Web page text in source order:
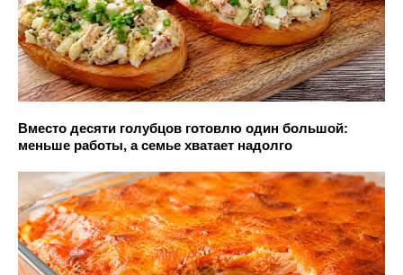
Вместо десяти голубцов готовлю один большой:
меньше работы, а семье хватает надолго